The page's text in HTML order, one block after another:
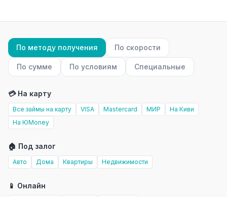
По методу получения По скорости
По сумме По условиям Специальные
💳 На карту
Все займы на карту VISA Mastercard МИР
На Киви
На ЮMoney
🏠 Под залог
Авто Дома Квартиры Недвижимости
📱 Онлайн